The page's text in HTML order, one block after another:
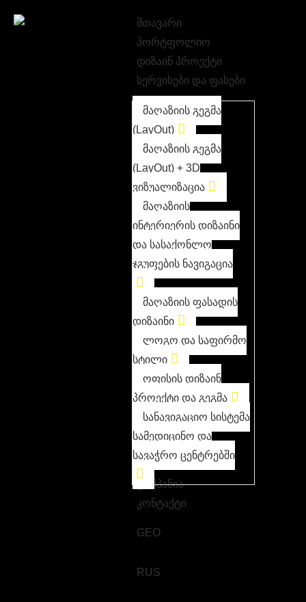
მთავარი
პორტფოლიო
დიზაინ პროექტი
სერვისები და ფასები
მაღაზიის გეგმა
(LayOut)
მაღაზიის გეგმა
(LayOut) + 3D
ვიზუალიზაცია
მაღაზიის
ინტერიერის დიზაინი
და სასაქონლო
ჯგუფების ნავიგაცია
მაღაზიის ფასადის
დიზაინი
ლოგო და საფირმო
სტილი
ოფისის დიზაინ
პროექტი და გეგმა
სანავიგაციო სისტემა
სამედიცინო და
სავაჭრო ცენტრებში
კომპანია
კონტაქტი
GEO
RUS